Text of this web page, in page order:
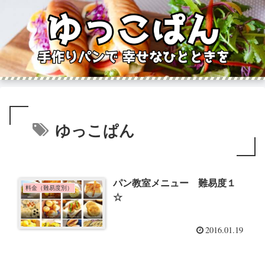
ゆっこぱん
料金（難易度別）
パン教室メニュー 難易度１
☆
2016.01.19